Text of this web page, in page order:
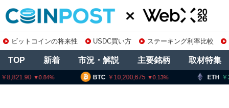
ビットコインの将来性 USDC買い方 ステーキング利率比較
TOP 新着 市況・解説 主要銘柄 取材特集
BTC 10,200,675 0.13 ETH
8,821.90 0.84